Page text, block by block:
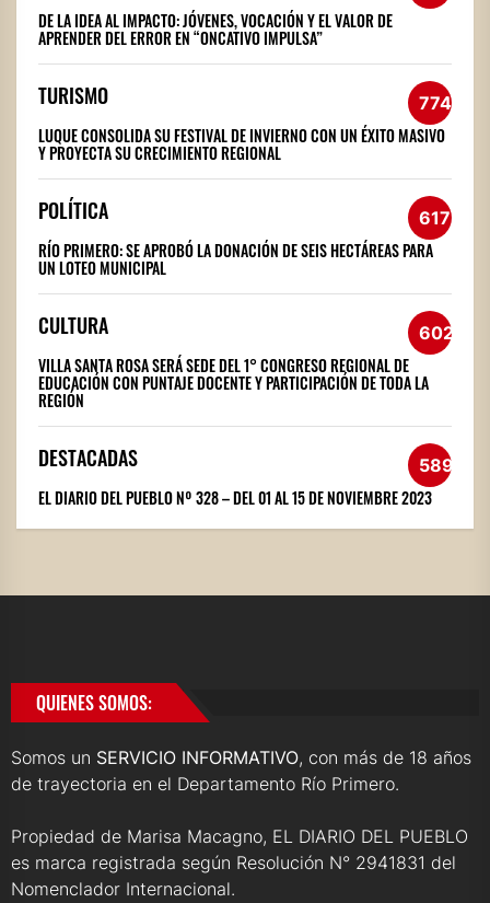
DE LA IDEA AL IMPACTO: JÓVENES, VOCACIÓN Y EL VALOR DE
APRENDER DEL ERROR EN “ONCATIVO IMPULSA”
TURISMO 774
LUQUE CONSOLIDA SU FESTIVAL DE INVIERNO CON UN ÉXITO MASIVO
Y PROYECTA SU CRECIMIENTO REGIONAL
POLÍTICA 617
RÍO PRIMERO: SE APROBÓ LA DONACIÓN DE SEIS HECTÁREAS PARA
UN LOTEO MUNICIPAL
CULTURA 602
VILLA SANTA ROSA SERÁ SEDE DEL 1° CONGRESO REGIONAL DE
EDUCACIÓN CON PUNTAJE DOCENTE Y PARTICIPACIÓN DE TODA LA
REGIÓN
DESTACADAS 589
EL DIARIO DEL PUEBLO Nº 328 – DEL 01 AL 15 DE NOVIEMBRE 2023
QUIENES SOMOS:
Somos un SERVICIO INFORMATIVO, con más de 18 años
de trayectoria en el Departamento Río Primero.
Propiedad de Marisa Macagno, EL DIARIO DEL PUEBLO
es marca registrada según Resolución N° 2941831 del
Nomenclador Internacional.